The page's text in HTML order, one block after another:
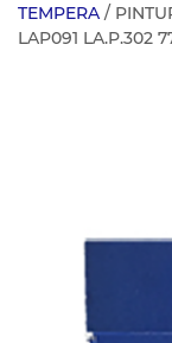
TEMPERA /
LAP091 LA.P.302